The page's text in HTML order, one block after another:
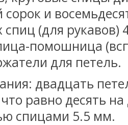
и
(для
помошница
для петель.
двадцать
равно десять
спицами 5.5 мм.